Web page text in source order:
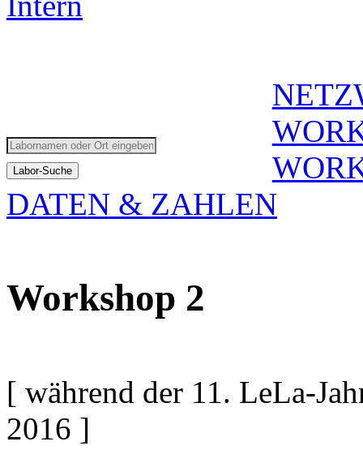
DATEN & ZAHLEN
Workshop 2
[ während der 11. LeLa-
2016 ]